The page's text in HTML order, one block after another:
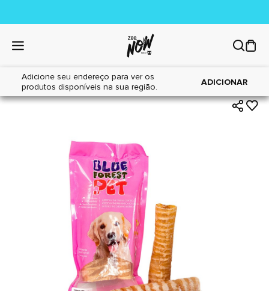
Adicione seu endereço para ver os
produtos disponíveis na sua região.
ADICIONAR
Home|Gatos|Petiscos